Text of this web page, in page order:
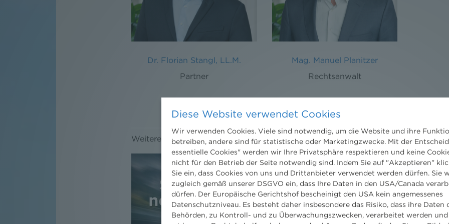
Dr. Florian Stangl, LL.M.
Partner
Mag. Manuel Planitzer
Rechtsanwalt
Weitere News
NHP SONDERNEWSLETTER ZUM EABG IST
20. Juli 2026
Bleiben Sie up to date: Das EABG Spezial ist
Diese Website verwendet Cookies
Wir verwenden Cookies. Viele sind notwendig, um die Website und ihre
betreiben, andere sind für statistische oder Marketingzwecke. Mit der
essentielle Cookies" werden wir Ihre Privatsphäre respektieren und keine
nicht für den Betrieb der Seite notwendig sind. Indem Sie auf "Akzeptieren"
Sie ein, dass Cookies von uns und Drittanbieter verwendet werden dürfen. Sie
zugleich gemäß unserer DSGVO ein, dass Ihre Daten in den USA/Canada
dürfen. Der Europäische Gerichtshof bescheinigt den USA kein angemessenes
Datenschutzniveau. Es besteht daher insbesondere das Risiko, dass ihre Daten
Behörden, zu Kontroll- und zu Überwachungszwecken, verarbeitet werden